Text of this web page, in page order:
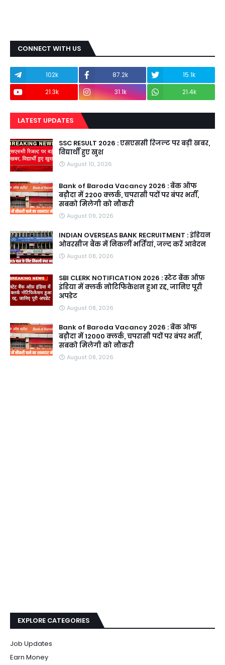
CONNECT WITH US
102k 87.2k
15.1k
21.3k
31.1k 21.4k
LATEST UPDATES
SSC RESULT 2026 : एसएससी रिजल्ट पर बड़ी खबर,
विद्यार्थी हुए खुश
August 10, 2026
Bank of Baroda Vacancy 2026 : बैंक ऑफ
बड़ौदा में 2200 क्लर्क, चपरासी पदों पर बंपर भर्ती,
सबको मिलेगी को नौकरी
August 09, 2026
INDIAN OVERSEAS BANK RECRUITMENT : इंडियन
ओवरसीज बैंक में निकलीं भर्तियां, जल्द करें आवेदन
August 08, 2026
SBI CLERK NOTIFICATION 2026 : स्टेट बैंक ऑफ़
इंडिया में क्लर्क नोटिफिकेशन हुआ रद्द, जानिए पूरी
अपडेट
August 08, 2026
Bank of Baroda Vacancy 2026 : बैंक ऑफ
बड़ौदा में 12000 क्लर्क, चपरासी पदों पर बंपर भर्ती,
सबको मिलेगी को नौकरी
August 08, 2026
EXPLORE CATEGORIES
Job Updates
Earn Money